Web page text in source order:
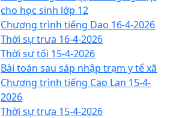
cho học sinh lớp 12
Chương trình tiếng Dao 16-4-2026
Thời sự trưa 16-4-2026
Thời sự tối 15-4-2026
Bài toán sau sáp nhập trạm y tế xã
Chương trình tiếng Cao Lan 15-4-
2026
Thời sự trưa 15-4-2026